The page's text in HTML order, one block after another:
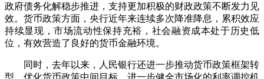
政府债务化解稳步推进，支持更加积极的财政政策不断发力见
效。货币政策方面，央行近年来连续多次降准降息，累积效应
持续显现，市场流动性保持充裕，社会融资成本处于历史低
位，有效营造了良好的货币金融环境。
同时，去年以来，人民银行还进一步推动货币政策框架转